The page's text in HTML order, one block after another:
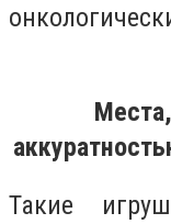
Такие